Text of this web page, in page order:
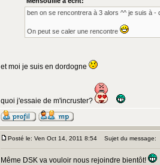
ben on se rencontrera à 3 alors ^^ je suis à -
On peut se caler une rencontre
et moi je suis en dordogne
quoi j'essaie de m'incruster?
Posté le: Ven Oct 14, 2011 8:54 Sujet du message:
Même DSK va vouloir nous rejoindre bientôt!